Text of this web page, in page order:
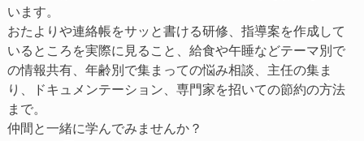
います。
おたよりや連絡帳をサッと書ける研修、指導案を作成して
いるところを実際に見ること、給食や午睡などテーマ別で
の情報共有、年齢別で集まっての悩み相談、主任の集ま
り、ドキュメンテーション、専門家を招いての節約の方法
まで。
仲間と一緒に学んでみませんか？